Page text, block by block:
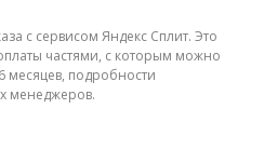
с сервисом Яндекс Сплит. Это
частями, с которым можно
месяцев, подробности
менеджеров.